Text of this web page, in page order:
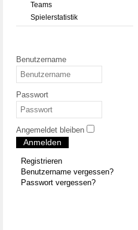
Teams
Spielerstatistik
Benutzername
Passwort
Angemeldet bleiben
Anmelden
Registrieren
Benutzername vergessen?
Passwort vergessen?